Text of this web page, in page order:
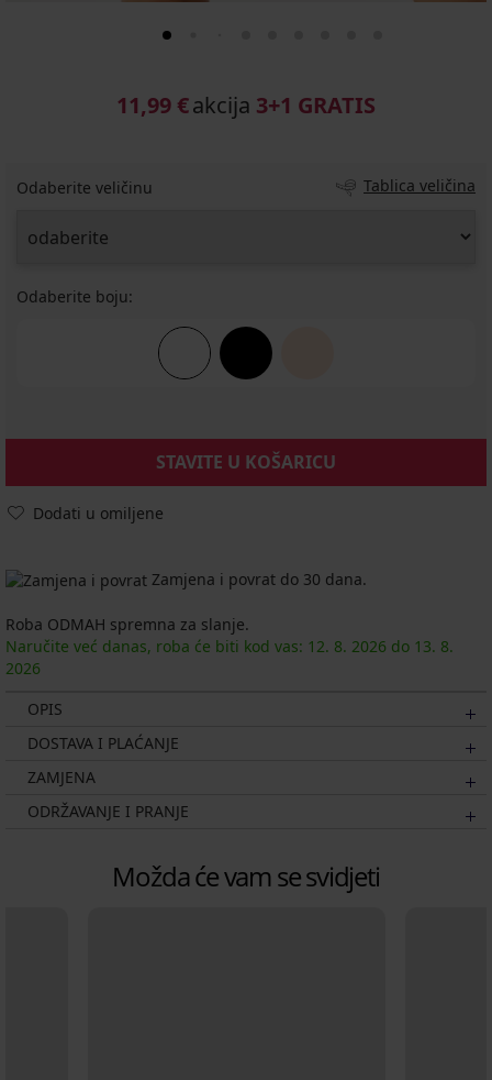
11,99 €akcija 3+1 GRATIS
Odaberite veličinu Tablica veličina
Odaberite boju:
STAVITE U KOŠARICU
Dodati u omiljene
Zamjena i povrat do 30 dana.
Roba ODMAH spremna za slanje.
Naručite već danas, roba će biti kod vas: 12. 8. 2026 do 13. 8.
2026
OPIS
DOSTAVA I PLAĆANJE
ZAMJENA
ODRŽAVANJE I PRANJE
Možda će vam se svidjeti